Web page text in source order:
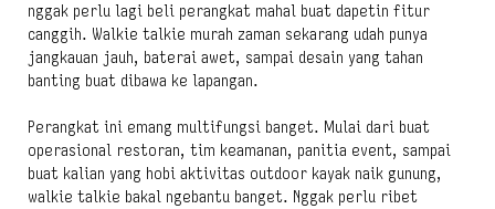
nggak perlu lagi beli perangkat mahal buat dapetin fitur
canggih. Walkie talkie murah zaman sekarang udah punya
jangkauan jauh, baterai awet, sampai desain yang tahan
banting buat dibawa ke lapangan.
Perangkat ini emang multifungsi banget. Mulai dari buat
operasional restoran, tim keamanan, panitia event, sampai
buat kalian yang hobi aktivitas outdoor kayak naik gunung,
walkie talkie bakal ngebantu banget. Nggak perlu ribet